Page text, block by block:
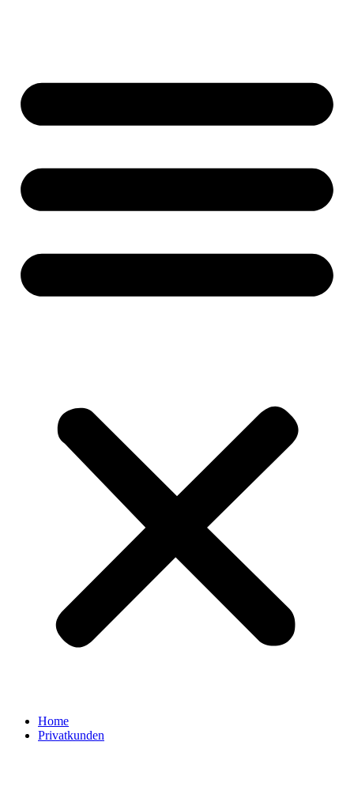
Home
Privatkunden